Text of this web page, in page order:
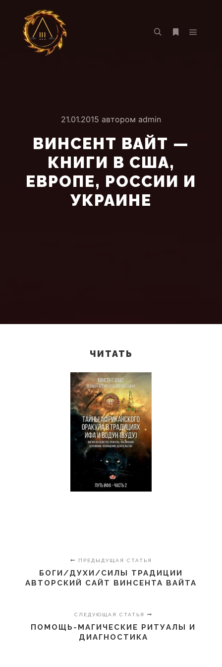
21.01.2015 автором admin
ВИНСЕНТ ВАЙТ —
КНИГИ В США,
ЕВРОПЕ, РОССИИ И
УКРАИНЕ
ЧИТАТЬ
ПРЕДЫДУЩАЯ СТАТЬЯ
БОГИ/ДУХИ/СИЛЫ ТРАДИЦИИ
АВТОРСКИЙ САЙТ ВИНСЕНТА ВАЙТА
СЛЕДУЮЩАЯ СТАТЬЯ
ПОМОЩЬ-МАГИЧЕСКИЕ РИТУАЛЫ И
ДИАГНОСТИКА